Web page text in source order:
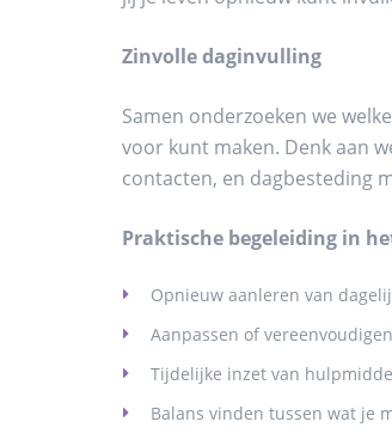
Zinvolle daginvulling
Samen onderzoeken we
voor kunt maken. Denk aan
contacten, en dagbesteding
Praktische begeleiding in
Opnieuw aanleren van
Aanpassen of
Tijdelijke inzet van
Balans vinden tussen wat je